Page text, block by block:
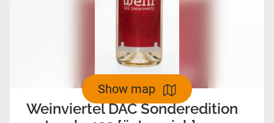
Weinviertel DAC Sonderedition
Show map